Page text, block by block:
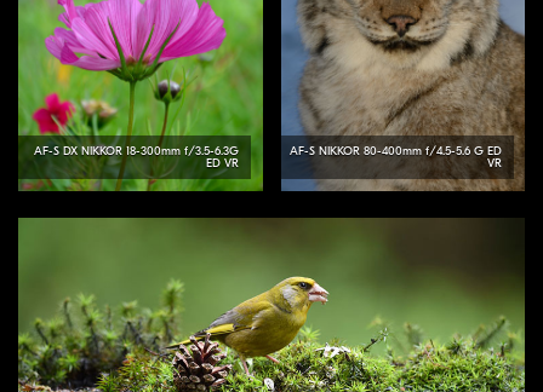
AF-S DXNIKKOR 18-300mm f/3.5-6.3G
ED VR
AF-S NIKKOR80-400mm f/4.5-5.6 G ED
VR